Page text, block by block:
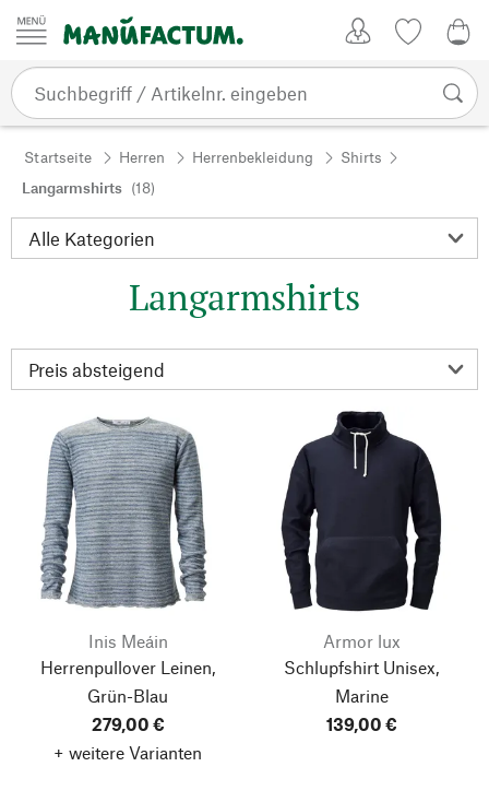
Zum Inhalt springen
Startseite Herren Herrenbekleidung
Shirts
Langarmshirts (18)
Langarmshirts
Inis Meáin
Herrenpullover Leinen,
Grün-Blau
279,00 €
+ weitere Varianten
Armor lux
Schlupfshirt Unisex,
Marine
139,00 €